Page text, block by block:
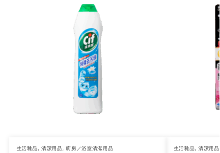
生活雜品, 清潔用品, 廚房／浴室清潔用品 生活雜品, 清潔用品